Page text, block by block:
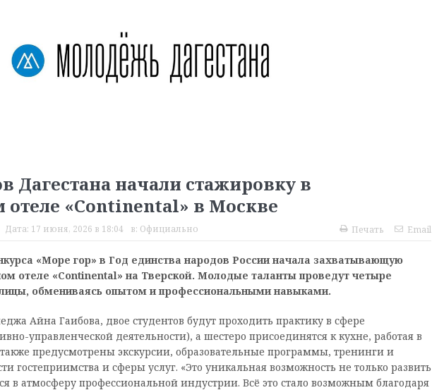
Дагестана начали стажировку в
отеле «Continental» в Москве
Дата: 17 июня, 2026 в 18:04 в: Официально Печать Email
«Море гор» в Год единства народов России начала захватывающую
отеле «Continental» на Тверской. Молодые таланты проведут четыре
обмениваясь опытом и профессиональными навыками.
Айна Гаибова, двое студентов будут проходить практику в сфере
управленческой деятельности), а шестеро присоединятся к кухне, работая в
предусмотрены экскурсии, образовательные программы, тренинги и
гостеприимства и сферы услуг. «Это уникальная возможность не только развить
в атмосферу профессиональной индустрии. Всё это стало возможным благодаря